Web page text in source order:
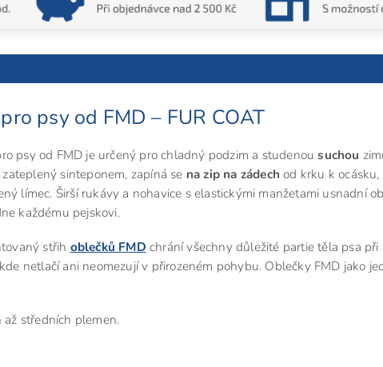
psy od FMD – FUR COAT
psy od FMD je určený pro chladný podzim a studenousuchou
sinteponem, zapíná se na zip na zádech od krku k
límec. Širší rukávy a nohavice s elastickými manžetami usnadní
každému pejskovi.
střih oblečků FMD chrání všechny důležité partie těla psa při
netlačí ani neomezují v přirozeném pohybu. Oblečky FMD jako
středních plemen.